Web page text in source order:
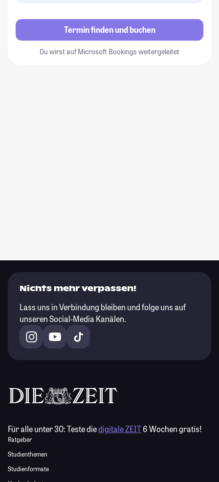
Termin finden und buchen
Du wirst auf Microsoft Bookings weitergeleitet
Nichts mehr verpassen!
Lass uns in Verbindung bleiben und folge uns auf
unseren Social-Media Kanälen.
Für alle unter 30:Teste diedigitale ZEIT6 Wochen gratis!
Ratgeber
Studienthemen
Studienformate